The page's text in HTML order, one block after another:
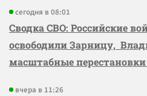
сегодня в 08:01
Сводка СВО: Российские
освободили Зарницу,
масштабные
вчера в 11:26